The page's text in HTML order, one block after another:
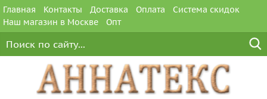
Главная Контакты Доставка Оплата
Система скидок
Наш магазин в Москве
Опт